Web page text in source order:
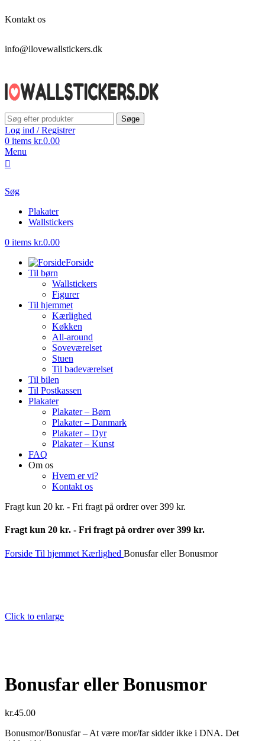
Kontakt os
info@ilovewallstickers.dk
Søge
Log ind / Registrer
0 items kr.0.00
Menu
Søg
Plakater
Wallstickers
0 items kr.0.00
Forside
Til børn
Wallstickers
Figurer
Til hjemmet
Kærlighed
Køkken
All-around
Soveværelset
Stuen
Til badeværelset
Til bilen
Til Postkassen
Plakater
Plakater – Børn
Plakater – Danmark
Plakater – Dyr
Plakater – Kunst
FAQ
Om os
Hvem er vi?
Kontakt os
Fragt kun 20 kr. - Fri fragt på ordrer over 399 kr.
Fragt kun 20 kr. - Fri fragt på ordrer over 399 kr.
Forside Til hjemmet Kærlighed Bonusfar eller Bonusmor
Click to enlarge
Bonusfar eller Bonusmor
kr.45.00
Bonusmor/Bonusfar – At være mor/far sidder ikke i DNA. Det